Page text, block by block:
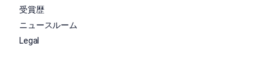
受賞歴
ニュースルーム
Legal